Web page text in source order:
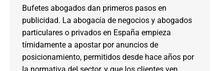
Bufetes abogados dan primeros pasos en
publicidad. La abogacía de negocios y abogados
particulares o privados en España empieza
tímidamente a apostar por anuncios de
posicionamiento, permitidos desde hace años por
la normativa del sector, y que los clientes ven